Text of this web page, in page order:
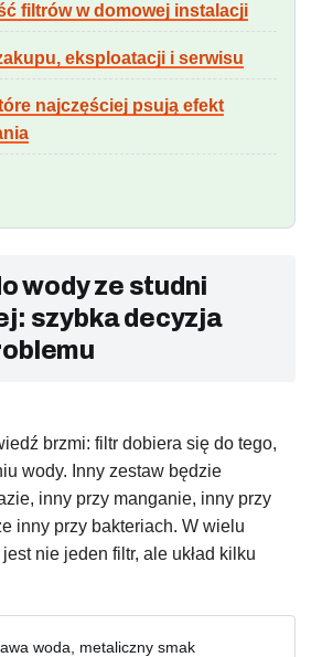
filtrów w domowej instalacji
eksploatacji i serwisu
najczęściej psują efekt
wody ze studni
szybka decyzja
brzmi: filtr dobiera się do tego,
wody. Inny zestaw będzie
inny przy manganie, inny przy
inny przy bakteriach. W wielu
nie jeden filtr, ale układ kilku
woda, metaliczny smak